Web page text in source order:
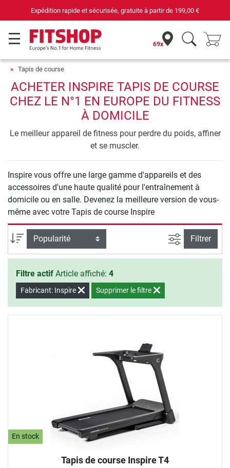
Expédition rapide et sécurisée, gratuite à partir de 199,00 €
69x
Tapis de course
ACHETER INSPIRE TAPIS DE COURSE
CHEZ LE N°1 EN EUROPE DU FITNESS
À DOMICILE
Le meilleur appareil de fitness pour perdre du poids, affiner
et se muscler.
Inspire vous offre une large gamme d'appareils et des
accessoires d'une haute qualité pour l'entraînement à
domicile ou en salle. Devenez la meilleure version de vous-
même avec votre Tapis de course Inspire
Trier par Filtrer la
Filtrer
Filtre actif Article affiché: 4
Fabricant: Inspire Supprimer le filtre
En stock
Tapis de course Inspire T4